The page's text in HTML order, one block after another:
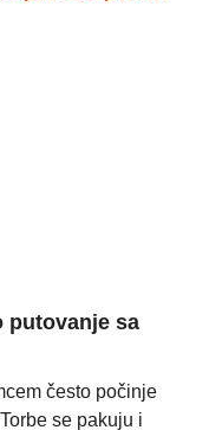
putovanje sa
često počinje
se pakuju i